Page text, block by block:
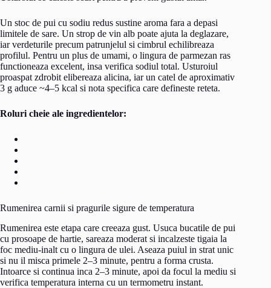
Un stoc de pui cu sodiu redus sustine aroma fara a depasi
limitele de sare. Un strop de vin alb poate ajuta la deglazare,
iar verdeturile precum patrunjelul si cimbrul echilibreaza
profilul. Pentru un plus de umami, o lingura de parmezan ras
functioneaza excelent, insa verifica sodiul total. Usturoiul
proaspat zdrobit elibereaza alicina, iar un catel de aproximativ
3 g aduce ~4–5 kcal si nota specifica care defineste reteta.
Roluri cheie ale ingredientelor:
Rumenirea carnii si pragurile sigure de temperatura
Rumenirea este etapa care creeaza gust. Usuca bucatile de pui
cu prosoape de hartie, sareaza moderat si incalzeste tigaia la
foc mediu-inalt cu o lingura de ulei. Aseaza puiul in strat unic
si nu il misca primele 2–3 minute, pentru a forma crusta.
Intoarce si continua inca 2–3 minute, apoi da focul la mediu si
verifica temperatura interna cu un termometru instant.